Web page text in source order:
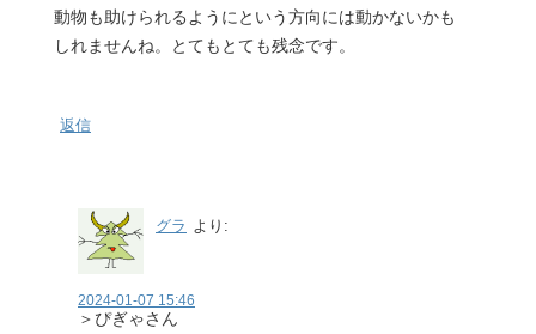
動物も助けられるようにという方向には動かないかも
しれませんね。とてもとても残念です。
返信
グラ より:
2024-01-07 15:46
＞ぴぎゃさん